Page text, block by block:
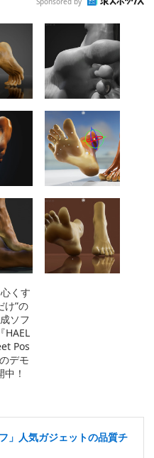
」人気ガジェットの品質チ